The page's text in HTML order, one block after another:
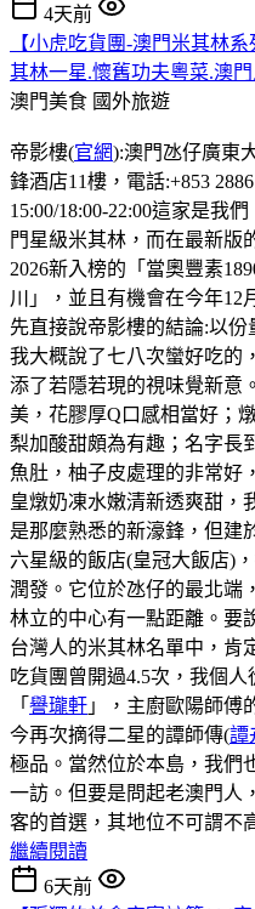
4天前
【小虎吃貨團-澳門米其林
其林一星.懷舊功夫粵菜.澳
澳門美食 國外旅遊
帝影樓(官網):澳門氹仔廣東
鋒酒店11樓，電話:+853
15:00/18:00-22:00這家是我們
門星級米其林，而在最新版
2026新入榜的「當奧豐素
川」，並且有機會在今年12
先直接說帝影樓的結論:以份
我大概說了七八次蠻好吃的
添了若隱若現的視味覺新意
美，花膠厚Q口感相當好；
梨加酸甜頗為有趣；名字長
魚肚，柚子皮處理的非常好
皇燉奶凍水嫩清新透爽甜，
是那麼熟悉的新濠鋒，但建
六星級的飯店(皇冠大飯店)
潤發。它位於氹仔的最北端
林立的中心有一點距離。要
台灣人的米其林名單中，肯
吃貨團曾開過4.5次，我個
「 譽瓏軒 」，主廚歐陽師傅
今再次摘得二星的譚師傳(譚
極品。當然位於本島，我們
一訪。但要是問起老澳門人
客的首選，其地位不可謂不
繼續閱讀
6天前